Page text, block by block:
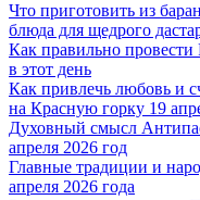
Что приготовить из
блюда для щедрого
Как правильно провести
в этот день
Как привлечь любовь и
на Красную горку 19
Духовный смысл
апреля 2026 год
Главные традиции и
апреля 2026 года